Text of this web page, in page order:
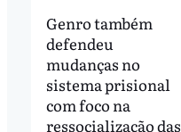
Genro também
defendeu
mudanças no
sistema prisional
com foco na
ressocialização das